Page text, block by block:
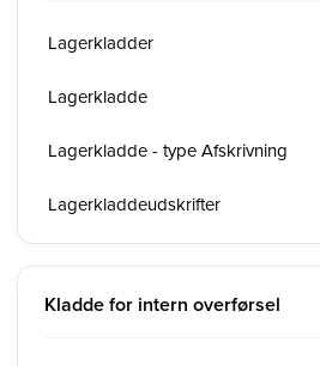
Lagerkladder
Lagerkladde
Lagerkladde - type Afskrivning
Lagerkladdeudskrifter
Kladde for intern overførsel